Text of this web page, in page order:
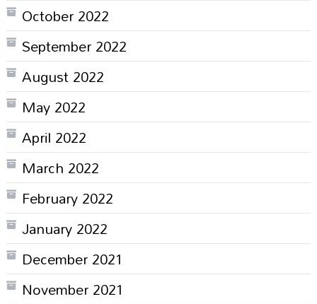
October 2022
September 2022
August 2022
May 2022
April 2022
March 2022
February 2022
January 2022
December 2021
November 2021